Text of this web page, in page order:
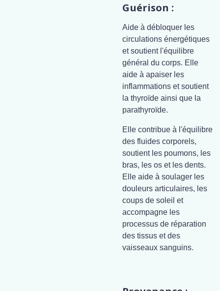
Guérison :
Aide à débloquer les
circulations énergétiques
et soutient l'équilibre
général du corps. Elle
aide à apaiser les
inflammations et soutient
la thyroïde ainsi que la
parathyroïde.
Elle contribue à l'équilibre
des fluides corporels,
soutient les poumons, les
bras, les os et les dents.
Elle aide à soulager les
douleurs articulaires, les
coups de soleil et
accompagne les
processus de réparation
des tissus et des
vaisseaux sanguins.